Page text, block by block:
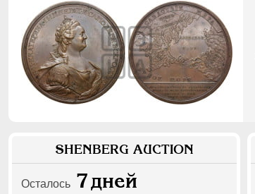
SHENBERG AUCTION
Осталось 7дней